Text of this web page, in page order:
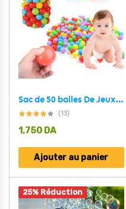
Sac de 50 balles De Jeux multicolore avec Diamètre 75 Mm
(13)
1,750 DA
Ajouter au panier
25% Réduction